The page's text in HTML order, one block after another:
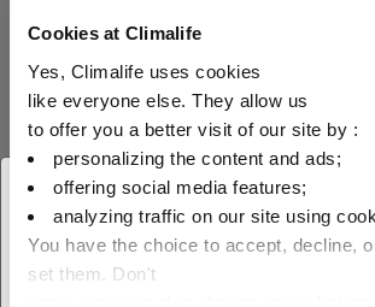
Cookies at Climalife
Yes, Climalife uses cookies
like everyone else. They allow us
to offer you a better visit of our site by :
personalizing the content and ads;
offering social media features;
analyzing traffic on our site using
You have the choice to accept, decline,
set them. Don't
× Închideți
Selectați locația
planificate de către tehnicieni
Climalife (F-Gas, DESP,
etc.) în conformitate cu
vigoare. Activitatea noastră ne
verificăm conformitatea
reglementările ATEX și să
performanța inițială a stațiilor de
Întreținerea este efectuată în